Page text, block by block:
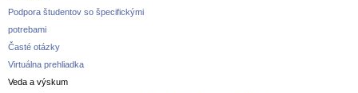
Podpora študentov so špecifickými
potrebami
Časté otázky
Virtuálna prehliadka
Veda a výskum